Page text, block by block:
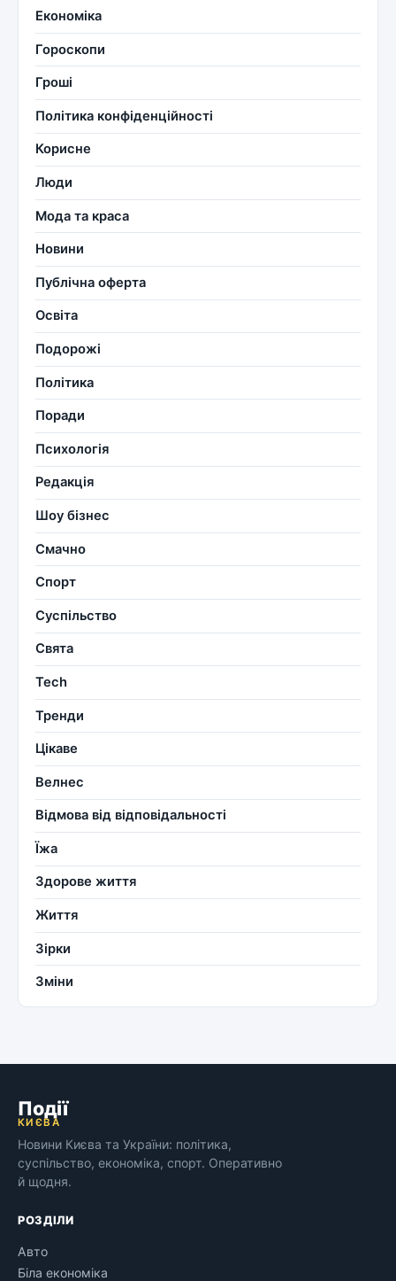
Економіка
Гороскопи
Гроші
Політика конфіденційності
Корисне
Люди
Мода та краса
Новини
Публічна оферта
Освіта
Подорожі
Політика
Поради
Психологія
Редакція
Шоу бізнес
Смачно
Спорт
Суспільство
Свята
Tech
Тренди
Цікаве
Велнес
Відмова від відповідальності
Їжа
Здорове життя
Життя
Зірки
Зміни
Події
КИЄВА
Новини Києва та України: політика,
суспільство, економіка, спорт. Оперативно
й щодня.
РОЗДІЛИ
Авто
Біла економіка